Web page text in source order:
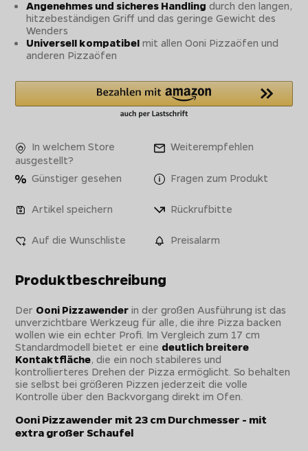
Angenehmes und sicheres Handling durch den langen,
hitzebeständigen Griff und das geringe Gewicht des
Wenders
Universell kompatibel mit allen Ooni Pizzaöfen und
anderen Pizzaöfen
In welchem Store
ausgestellt?
Weiterempfehlen
Günstiger gesehen Fragen zum Produkt
Artikel speichern Rückrufbitte
Auf die Wunschliste Preisalarm
Produktbeschreibung
Der Ooni Pizzawender in der großen Ausführung ist das
unverzichtbare Werkzeug für alle, die ihre Pizza backen
wollen wie ein echter Profi. Im Vergleich zum 17 cm
Standardmodell bietet er eine deutlich breitere
Kontaktfläche, die ein noch stabileres und
kontrollierteres Drehen der Pizza ermöglicht. So behalten
sie selbst bei größeren Pizzen jederzeit die volle
Kontrolle über den Backvorgang direkt im Ofen.
Ooni Pizzawender mit 23 cm Durchmesser - mit
extra großer Schaufel